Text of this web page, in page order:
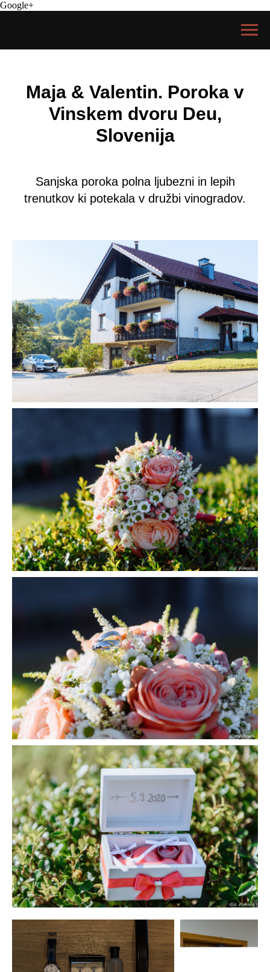
Google+
Maja & Valentin. Poroka v
Vinskem dvoru Deu,
Slovenija
Sanjska poroka polna ljubezni in lepih
trenutkov ki potekala v družbi vinogradov.